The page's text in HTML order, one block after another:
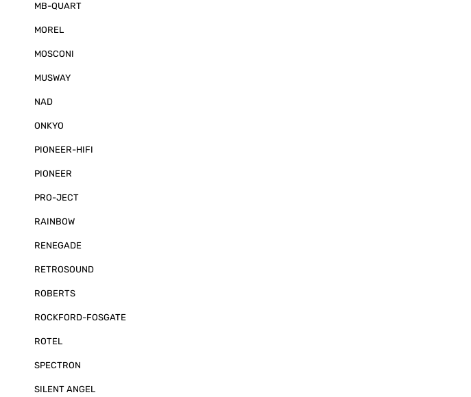
MB-QUART
MOREL
MOSCONI
MUSWAY
NAD
ONKYO
PIONEER-HIFI
PIONEER
PRO-JECT
RAINBOW
RENEGADE
RETROSOUND
ROBERTS
ROCKFORD-FOSGATE
ROTEL
SPECTRON
SILENT ANGEL